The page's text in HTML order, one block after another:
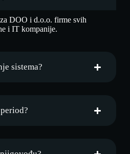
DOO i d.o.o. firme svih
i IT kompanije.
sistema?